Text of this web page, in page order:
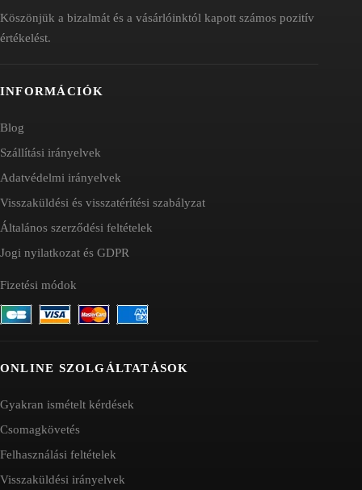
Köszönjük a bizalmát és a vásárlóinktól kapott számos pozitív
értékelést.
INFORMÁCIÓK
Blog
Szállítási irányelvek
Adatvédelmi irányelvek
Visszaküldési és visszatérítési szabályzat
Általános szerződési feltételek
Jogi nyilatkozat és GDPR
Fizetési módok
ONLINE SZOLGÁLTATÁSOK
Gyakran ismételt kérdések
Csomagkövetés
Felhasználási feltételek
Visszaküldési irányelvek